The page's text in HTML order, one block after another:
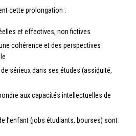
cette prolongation :
et effectives, non fictives
cohérence et des perspectives
sérieux dans ses études (assiduité,
aux capacités intellectuelles de
l’enfant (jobs étudiants, bourses) sont